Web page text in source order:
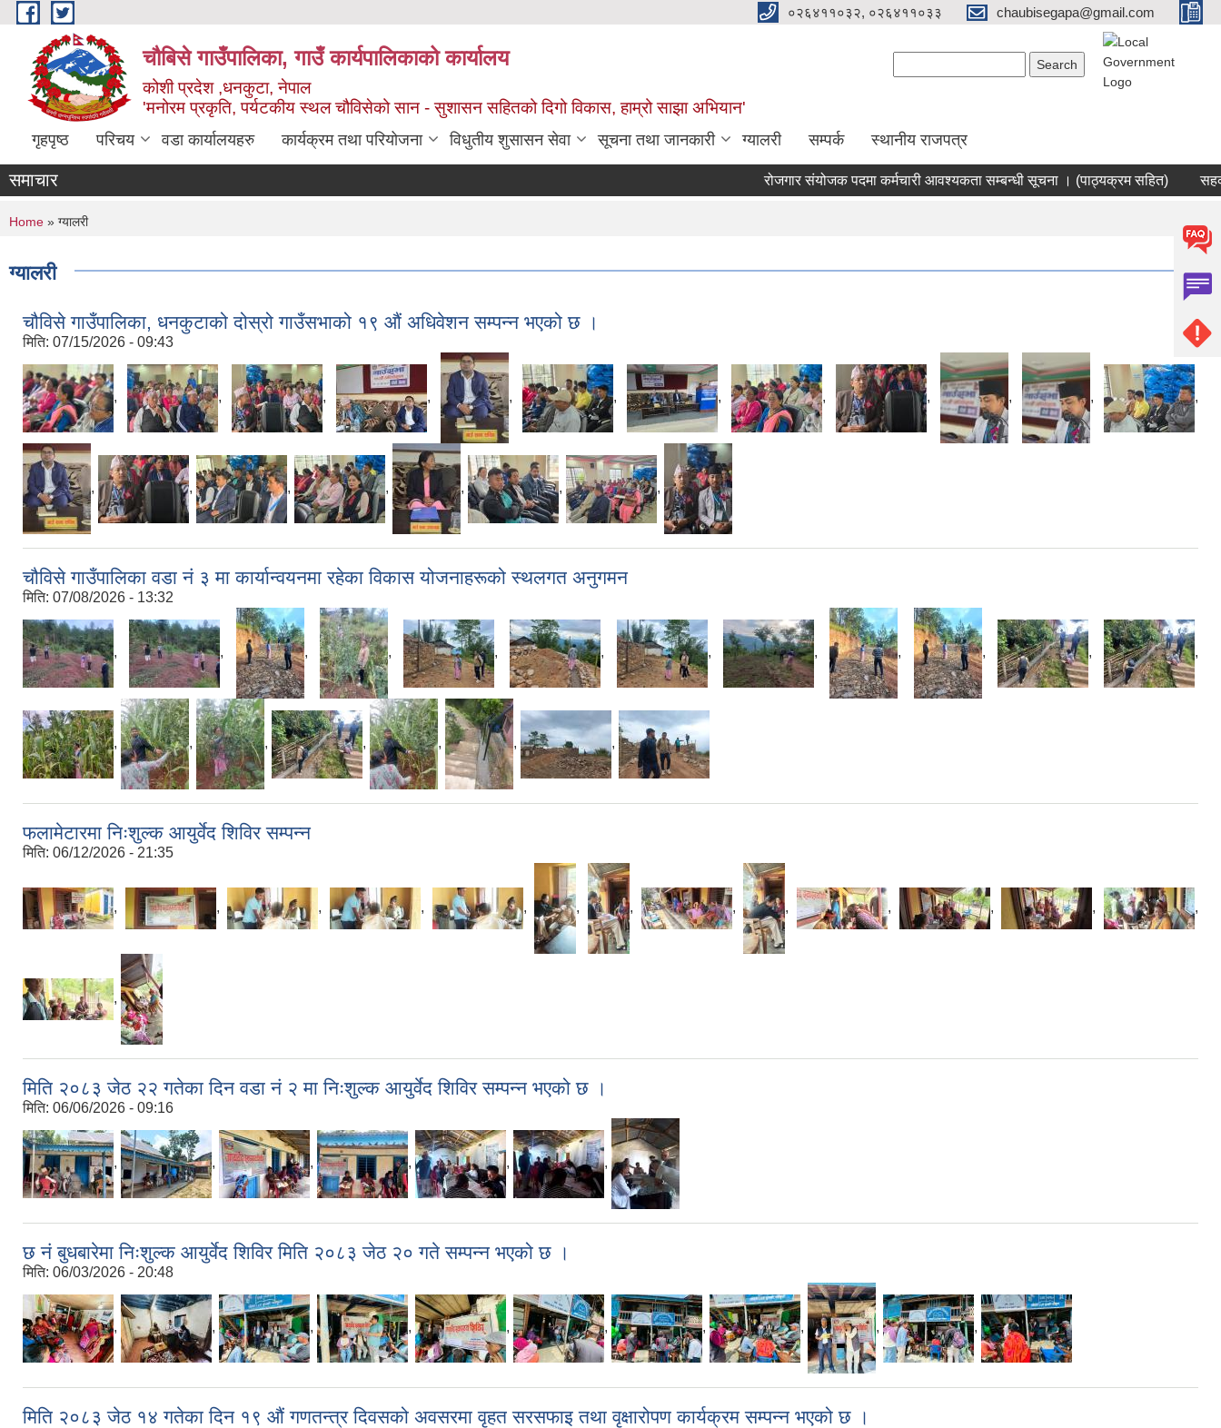
Skip to main content ०२६४११०३२, ०२६४११०३३ chaubisegapa@gmail.com
चौबिसे गाउँपालिका, गाउँ कार्यपालिकाको कार्यालय
कोशी प्रदेश ,धनकुटा, नेपाल
'मनोरम प्रकृति, पर्यटकीय स्थल चौविसेको सान - सुशासन सहितको दिगो विकास, हाम्रो साझा अभियान'
गृहपृष्ठ परिचय वडा कार्यालयहरु कार्यक्रम तथा परियोजना विधुतीय शुसासन सेवा सूचना तथा जानकारी ग्यालरी सम्पर्क स्थानीय राजपत्र
समाचार रोजगार संयोजक पदमा कर्मचारी आवश्यकता सम्बन्धी सूचना । (पाठ्यक्रम सहित) सहकारी
You are here
Home » ग्यालरी
ग्यालरी
चौविसे गाउँपालिका, धनकुटाको दोस्रो गाउँसभाको १९ औं अधिवेशन सम्पन्न भएको छ ।
मिति: 07/15/2026 - 09:43
, , , , , , , , , , , ,
, , , , , , ,
चौविसे गाउँपालिका वडा नं ३ मा कार्यान्वयनमा रहेका विकास योजनाहरूको स्थलगत अनुगमन
मिति: 07/08/2026 - 13:32
, , , , , , , , , , , ,
, , , , , , ,
फलामेटारमा निःशुल्क आयुर्वेद शिविर सम्पन्न
मिति: 06/12/2026 - 21:35
, , , , , , , , , , , , ,
,
मिति २०८३ जेठ २२ गतेका दिन वडा नं २ मा निःशुल्क आयुर्वेद शिविर सम्पन्न भएको छ ।
मिति: 06/06/2026 - 09:16
, , , , , ,
छ नं बुधबारेमा निःशुल्क आयुर्वेद शिविर मिति २०८३ जेठ २० गते सम्पन्न भएको छ ।
मिति: 06/03/2026 - 20:48
, , , , , , , , , ,
मिति २०८३ जेठ १४ गतेका दिन १९ औं गणतन्त्र दिवसको अवसरमा वृहत सरसफाइ तथा वृक्षारोपण कार्यक्रम सम्पन्न भएको छ ।